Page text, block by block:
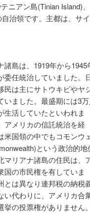
ニアン島(Tinian Island)
治領です。主都は、サ
諸島は、1919年から1945
委任統治していました。
民は主にサトウキビやヤ
いました。最盛期には3万
生活していたといわれま
アメリカの信託統治を経
米国領の中でもコモンウ
という政治的地
マリアナ諸島の住民は、
国の市民権を有していま
とは異なり連邦税の納税
い代わりに、アメリカ合
挙の投票権がありません。